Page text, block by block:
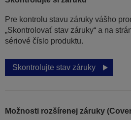
Pre kontrolu stavu záruky vášho
„Skontrolovať stav záruky“ a na
sériové číslo produktu.
Skontrolujte stav záruky
Možnosti rozšírenej záruky